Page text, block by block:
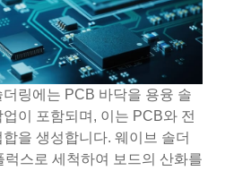
링에는 PCB 바닥을 용융 솔
이 포함되며, 이는 PCB와 전
을 생성합니다. 웨이브 솔더
스로 세척하여 보드의 산화를